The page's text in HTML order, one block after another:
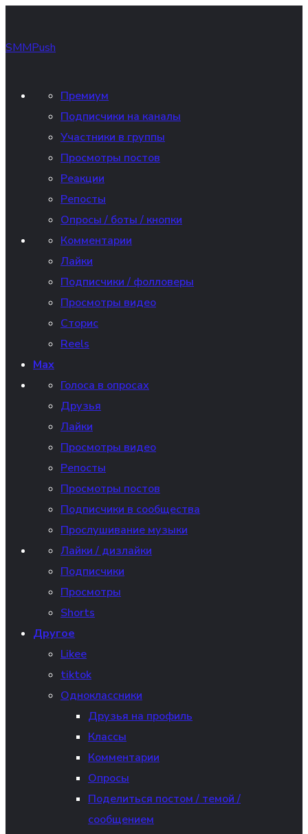
SMMPush
Премиум
Подписчики на каналы
Участники в группы
Просмотры постов
Реакции
Репосты
Опросы / боты / кнопки
Комментарии
Лайки
Подписчики / фолловеры
Просмотры видео
Сторис
Reels
Max
Голоса в опросах
Друзья
Лайки
Просмотры видео
Репосты
Просмотры постов
Подписчики в сообщества
Прослушивание музыки
Лайки / дизлайки
Подписчики
Просмотры
Shorts
Другое
Likee
tiktok
Одноклассники
Друзья на профиль
Классы
Комментарии
Опросы
Поделиться постом / темой /
сообщением